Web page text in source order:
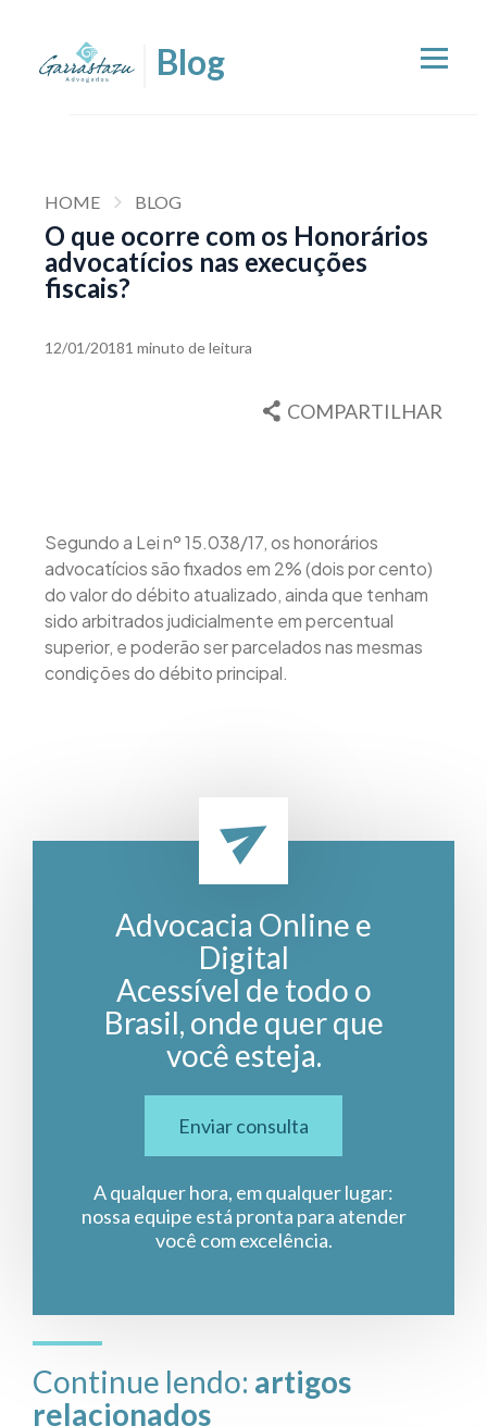
HOME BLOG
O que ocorre com os Honorários
advocatícios nas execuções
fiscais?
12/01/20181 minuto de leitura
COMPARTILHAR
Segundo a Lei nº 15.038/17, os honorários
advocatícios são fixados em 2% (dois por cento)
do valor do débito atualizado, ainda que tenham
sido arbitrados judicialmente em percentual
superior, e poderão ser parcelados nas mesmas
condições do débito principal.
Advocacia Online e
Digital
Acessível de todo o
Brasil, onde quer que
você esteja.
Enviar consulta
A qualquer hora, em qualquer lugar:
nossa equipe está pronta para atender
você com excelência.
Continue lendo: artigos
relacionados